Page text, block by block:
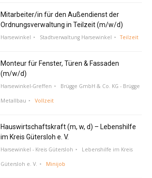
Mitarbeiter/in für den Außendienst der
Ordnungsverwaltung in Teilzeit (m/w/d)
Harsewinkel Stadtverwaltung Harsewinkel Teilzeit
Monteur für Fenster, Türen & Fassaden
(m/w/d)
Harsewinkel-Greffen Brügge GmbH & Co. KG - Brügge
Metallbau Vollzeit
Hauswirtschaftskraft (m, w, d) – Lebenshilfe
im Kreis Gütersloh e. V.
Harsewinkel - Kreis Gütersloh Lebenshilfe im Kreis
Gütersloh e. V. Minijob